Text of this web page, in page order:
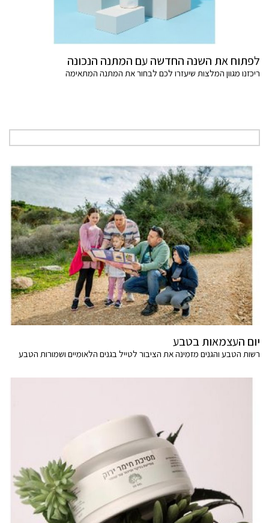
לפתוח את השנה החדשה עם המתנה הנכונה
ריכזנו מגוון המלצות שיעזרו לכם לבחור את המתנה המתאימה
יום העצמאות בטבע
רשות הטבע והגנים מזמינה את הציבור לטייל בגנים הלאומיים ושמורות הטבע